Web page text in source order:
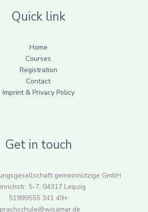
Quick link
Home
Courses
Registration
Contact
Imprint & Privacy Policy
Get in touch
gemeinnützige GmbH,
5-7, 04317 Leipzig
+49 341 51999555